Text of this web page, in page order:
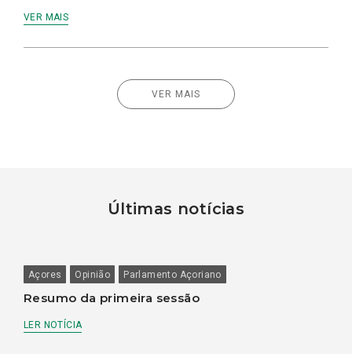
VER MAIS
VER MAIS
Últimas notícias
Açores Opinião Parlamento Açoriano
Resumo da primeira sessão
LER NOTÍCIA